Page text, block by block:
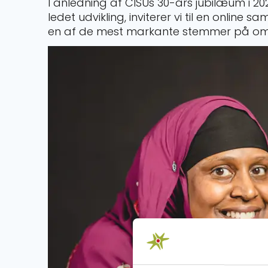
ledet udvikling, inviterer vi til en online
en af de mest markante stemmer på